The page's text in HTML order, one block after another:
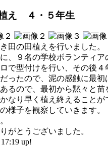
え ４・５年生
田の田植えを行いました。
、９名の学校ボランティア
で型付けを行い、その後
ったので、泥の感触に最
るので、最初から黙々と苗
なり早く植え終えることが
様子を観察していきます。
がとうございました。
up!